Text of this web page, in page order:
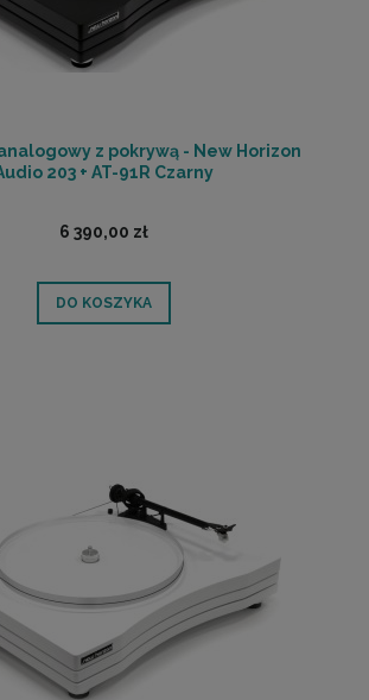
z pokrywą - New Horizon
203 + AT-91R Czarny
6 390,00 zł
DO KOSZYKA